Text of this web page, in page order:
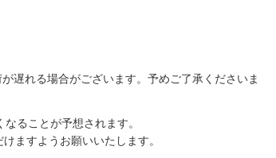
遅れる場合がございます。予めご了承くださいま
ることが予想されます。
ますようお願いいたします。